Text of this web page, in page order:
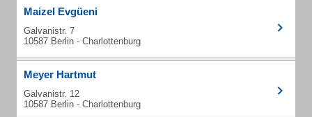
Maizel Evgüeni
Galvanistr. 7
10587 Berlin - Charlottenburg
Meyer Hartmut
Galvanistr. 12
10587 Berlin - Charlottenburg